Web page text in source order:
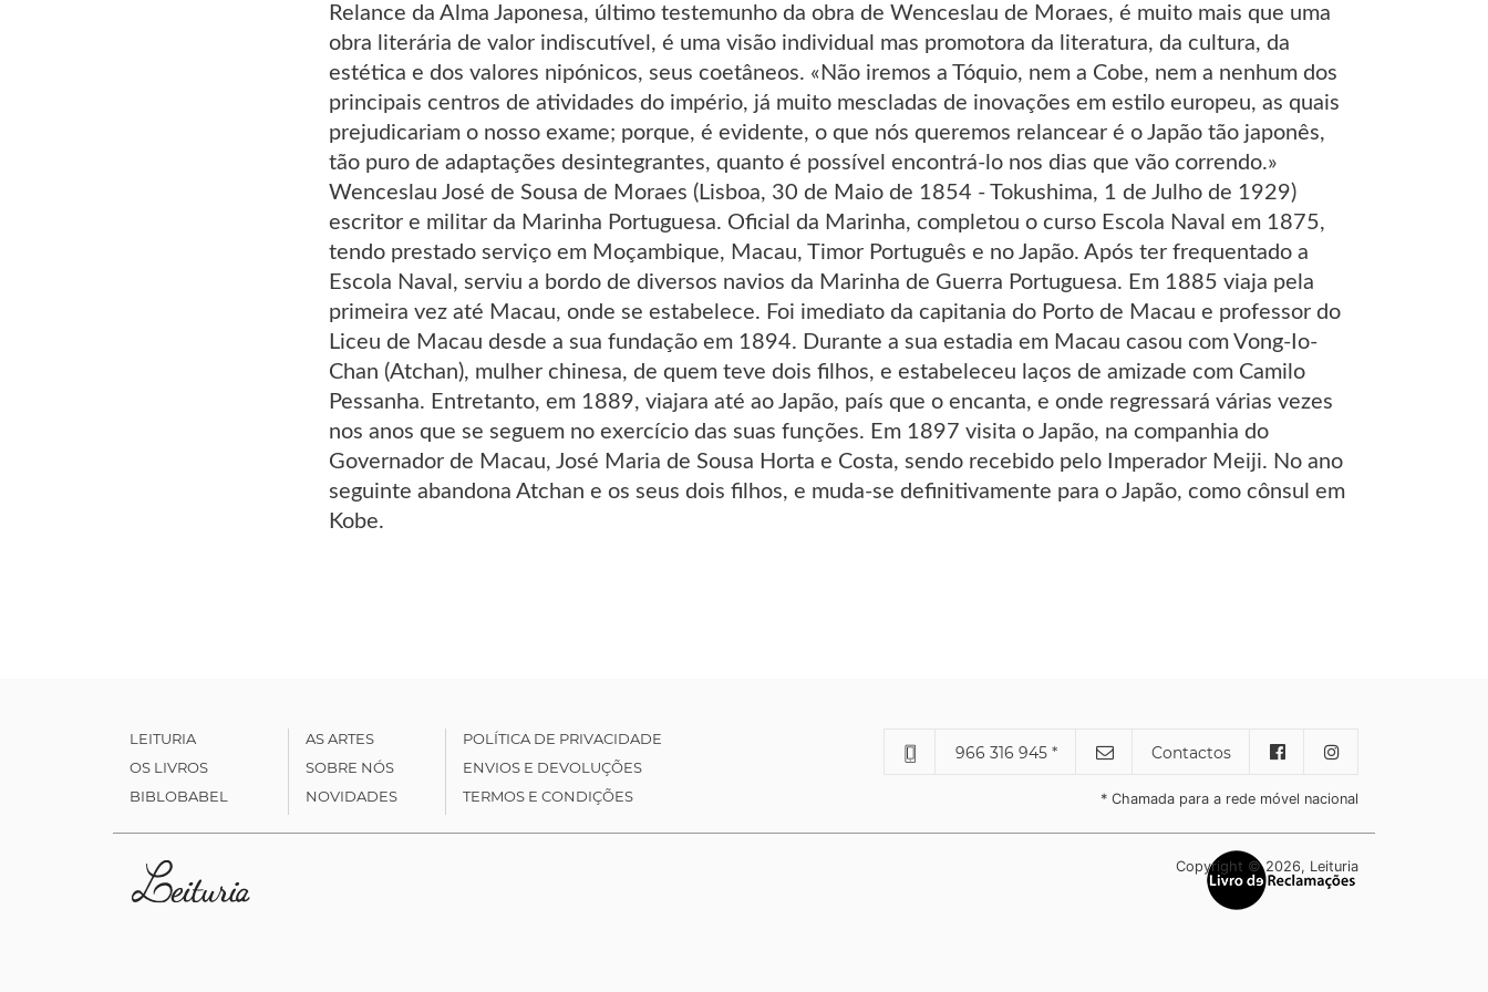
Relance da Alma Japonesa, último testemunho da obra de Wenceslau de Moraes, é muito mais que uma
obra literária de valor indiscutível, é uma visão individual mas promotora da literatura, da cultura, da
estética e dos valores nipónicos, seus coetâneos. «Não iremos a Tóquio, nem a Cobe, nem a nenhum dos
principais centros de atividades do império, já muito mescladas de inovações em estilo europeu, as quais
prejudicariam o nosso exame; porque, é evidente, o que nós queremos relancear é o Japão tão japonês,
tão puro de adaptações desintegrantes, quanto é possível encontrá-lo nos dias que vão correndo.»
Wenceslau José de Sousa de Moraes (Lisboa, 30 de Maio de 1854 - Tokushima, 1 de Julho de 1929)
escritor e militar da Marinha Portuguesa. Oficial da Marinha, completou o curso Escola Naval em 1875,
tendo prestado serviço em Moçambique, Macau, Timor Português e no Japão. Após ter frequentado a
Escola Naval, serviu a bordo de diversos navios da Marinha de Guerra Portuguesa. Em 1885 viaja pela
primeira vez até Macau, onde se estabelece. Foi imediato da capitania do Porto de Macau e professor do
Liceu de Macau desde a sua fundação em 1894. Durante a sua estadia em Macau casou com Vong-Io-
Chan (Atchan), mulher chinesa, de quem teve dois filhos, e estabeleceu laços de amizade com Camilo
Pessanha. Entretanto, em 1889, viajara até ao Japão, país que o encanta, e onde regressará várias vezes
nos anos que se seguem no exercício das suas funções. Em 1897 visita o Japão, na companhia do
Governador de Macau, José Maria de Sousa Horta e Costa, sendo recebido pelo Imperador Meiji. No ano
seguinte abandona Atchan e os seus dois filhos, e muda-se definitivamente para o Japão, como cônsul em
Kobe.
LEITURIA
OS LIVROS
BIBLOBABEL
AS ARTES
SOBRE NÓS
NOVIDADES
POLÍTICA DE PRIVACIDADE
ENVIOS E DEVOLUÇÕES
TERMOS E CONDIÇÕES
966 316 945 * Contactos
* Chamada para a rede móvel nacional
Copyright © 2026, Leituria